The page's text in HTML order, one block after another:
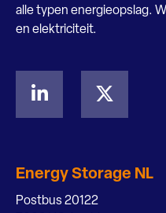
alle typen energieopslag.
en elektriciteit.
Energy Storage NL
Postbus 20122